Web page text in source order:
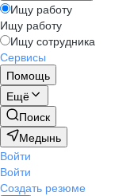
Ищу работу
Ищу работу
Ищу сотрудника
Сервисы
Помощь
Ещё
Поиск
Медынь
Войти
Войти
Создать резюме